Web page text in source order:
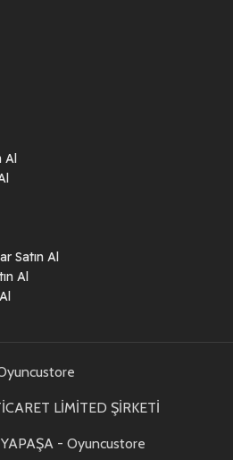
Al
Satın Al
Al
LİMİTED ŞİRKETİ
- Oyuncustore